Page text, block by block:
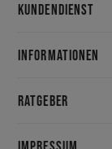
KUNDENDIENST
INFORMATIONEN
RATGEBER